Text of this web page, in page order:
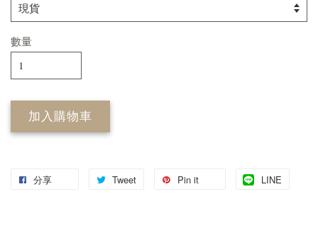
數量
加入購物車
分享 Tweet Pin it LINE